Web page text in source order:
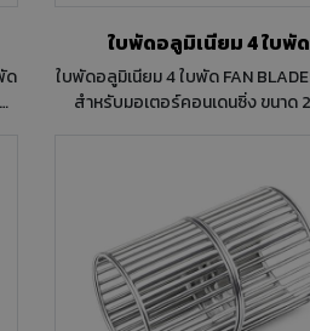
ใบพัดอลูมิเนียม 4 ใบพัด
ใบพัดอลูมิเนียม 4 ใบพัด FAN BLADES ใบพัด
สำหรับมอเตอร์คอนเดนซิ่ง ขนาด 24 นิ้ว